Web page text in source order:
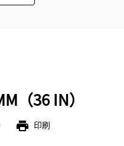
（36 IN）
print 印刷